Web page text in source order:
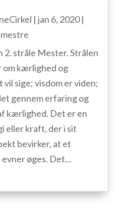
| jan 6, 2020|
2. stråle Mester. Strålen
om kærlighed og
vil sige; visdom er viden;
gennem erfaring og
kærlighed. Det er en
eller kraft, der i sit
bevirker, at et
evner øges. Det...